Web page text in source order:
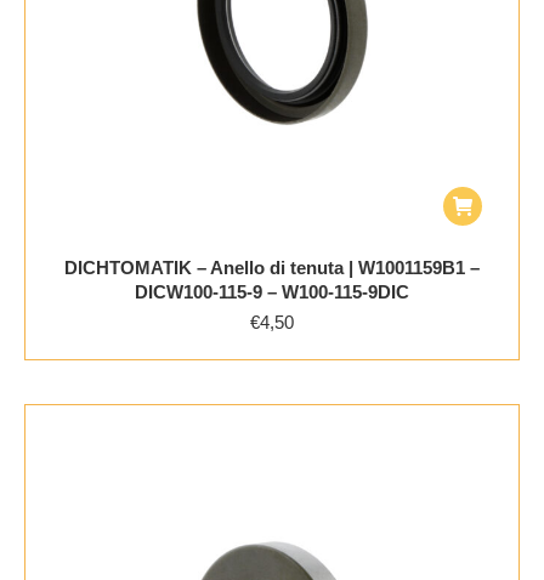
DICHTOMATIK – Anello di tenuta | W1001159B1 –
DICW100-115-9 – W100-115-9DIC
€4,50